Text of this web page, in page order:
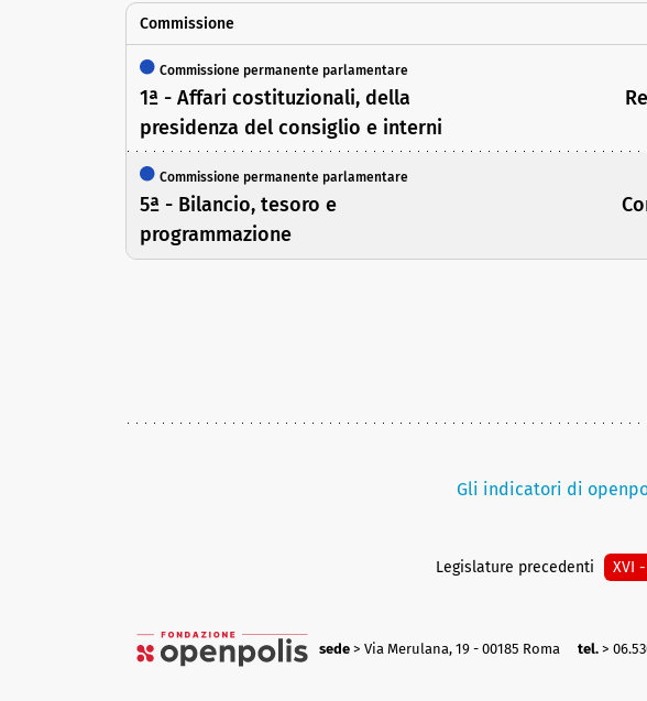
Commissione
Commissione permanente parlamentare
1ª - Affari costituzionali, della
presidenza del consiglio e interni
Commissione permanente parlamentare
5ª - Bilancio, tesoro e
programmazione
Gli indicatori di
Legislature precedenti XVI
sede > Via Merulana, 19 - 00185 Roma tel. >